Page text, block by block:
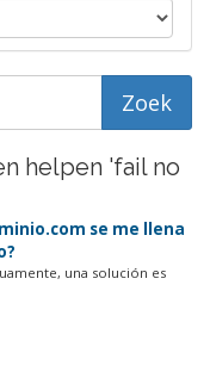
helpen 'fail no
se me llena
una solución es